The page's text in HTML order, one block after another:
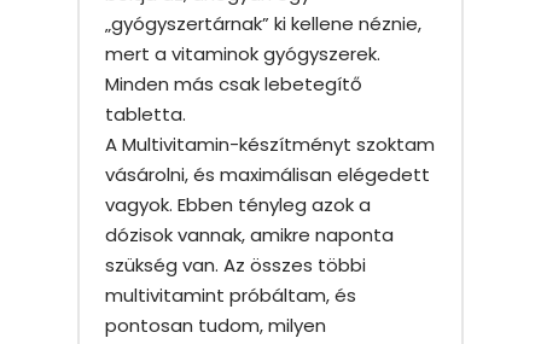
„gyógyszertárnak” ki kellene néznie,
mert a vitaminok gyógyszerek.
Minden más csak lebetegítő
tabletta.
A Multivitamin-készítményt szoktam
vásárolni, és maximálisan elégedett
vagyok. Ebben tényleg azok a
dózisok vannak, amikre naponta
szükség van. Az összes többi
multivitamint próbáltam, és
pontosan tudom, milyen